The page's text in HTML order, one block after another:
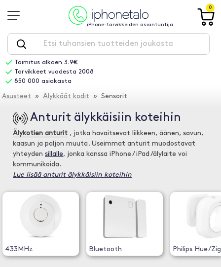
iPhone-tarvikkeiden asiantuntija
0
Toimitus alkaen 3.9€
Tarvikkeet vuodesta 2008
850 000 asiakasta
Asusteet » Älykkäät kodit » Sensorit
Anturit älykkäisiin koteihin
Älykotien anturit , jotka havaitsevat liikkeen, äänen, savun,
kaasun ja paljon muuta. Useimmat anturit muodostavat
yhteyden sillalle, jonka kanssa iPhone / iPad /älylaite voi
kommunikoida.
Lue lisää anturit älykkäisiin koteihin
433MHz Bluetooth Philips Hue/